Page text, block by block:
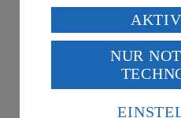
Die Zitrone abtropfen
Die Möhren schälen und
mundgerechte Stücke
und den Zitronen zum
Minuten garen.
Verarbeitung deiner
USA durch Facebook und
Wenn du auf „Aktivieren“
des Art. 49 Abs. 1 Satz 1 lit.
Daten in den USA
die USA als Land mit einem
NUR